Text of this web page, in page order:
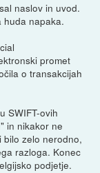
naslov in uvod.
huda napaka.
promet
o transakcijah
SWIFT-ovih
in nikakor ne
bilo zelo nerodno,
razloga. Konec
podjetje.